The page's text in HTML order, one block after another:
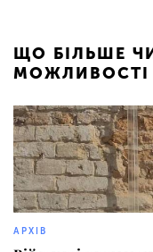
ЩО БІЛЬШЕ
МОЖЛИВОСТІ
АРХІВ